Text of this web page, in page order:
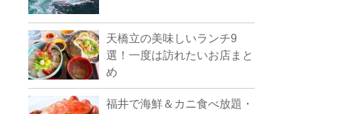
天橋立の美味しいランチ9
選！一度は訪れたいお店まと
め
福井で海鮮＆カニ食べ放題・